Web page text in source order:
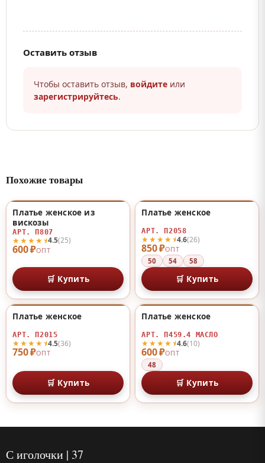
Оставить отзыв
Чтобы оставить отзыв, войдите или
зарегистрируйтесь.
Похожие товары
600 ₽ОПТ
★★★★⯨4.5(25)
Платье женское из
вискозы
АРТ. П807
🛒 Купить
850 ₽ОПТ
★★★★⯨4.6(26)
Платье женское
АРТ. П2058
50 54 58
🛒 Купить
750 ₽ОПТ
★★★★⯨4.5(36)
Платье женское
АРТ. П2015
🛒 Купить
600 ₽ОПТ
★★★★⯨4.6(10)
Платье женское
АРТ. П459.4 МАСЛО
48
🛒 Купить
С иголочки | 37